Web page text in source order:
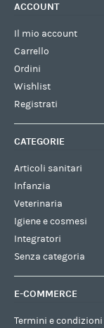
ACCOUNT
Il mio account
Carrello
Ordini
Wishlist
Registrati
CATEGORIE
Articoli sanitari
Infanzia
Veterinaria
Igiene e cosmesi
Integratori
Senza categoria
E-COMMERCE
Termini e condizioni